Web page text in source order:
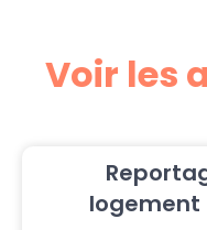
Voir les
logement